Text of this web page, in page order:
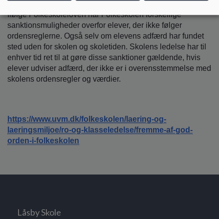
Ifølge Folkeskoleloven har Folkeskolen forskellige
sanktionsmuligheder overfor elever, der ikke følger
ordensreglerne. Også selv om elevens adfærd har fundet
sted uden for skolen og skoletiden. Skolens ledelse har til
enhver tid ret til at gøre disse sanktioner gældende, hvis
elever udviser adfærd, der ikke er i overensstemmelse med
skolens ordensregler og værdier.
https://www.uvm.dk/folkeskolen/laering-og-
laeringsmiljoe/ro-og-klasseledelse/fremme-af-god-
orden-i-folkeskolen
Låsby Skole